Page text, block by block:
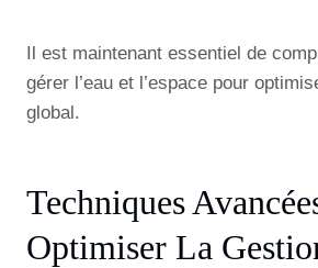
Il est maintenant essentiel de
gérer l’eau et l’espace pour
global.
Techniques
Optimiser La